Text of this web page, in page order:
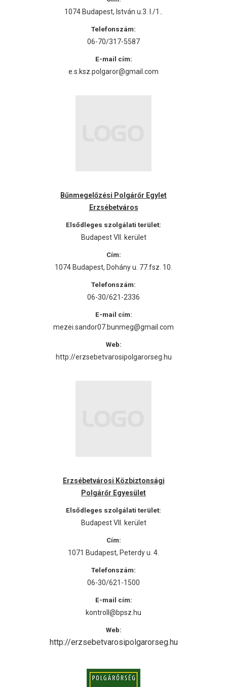
1074 Budapest, István u.3. I./1..
Telefonszám:
06-70/317-5587
E-mail cím:
e.s.ksz.polgaror@gmail.com
Bűnmegelőzési Polgárőr Egylet
Erzsébetváros
Elsődleges szolgálati terület:
Budapest VII. kerület
Cím:
1074 Budapest, Dohány u. 77.fsz. 10.
Telefonszám:
06-30/621-2336
E-mail cím:
mezei.sandor07.bunmeg@gmail.com
Web:
http://erzsebetvarosipolgarorseg.hu
Erzsébetvárosi Közbiztonsági
Polgárőr Egyesület
Elsődleges szolgálati terület:
Budapest VII. kerület
Cím:
1071 Budapest, Peterdy u. 4.
Telefonszám:
06-30/621-1500
E-mail cím:
kontroll@bpsz.hu
Web:
http://erzsebetvarosipolgarorseg.hu